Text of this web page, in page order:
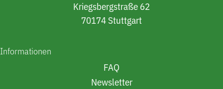
Kriegsbergstraße 62
70174 Stuttgart
Informationen
FAQ
Newsletter